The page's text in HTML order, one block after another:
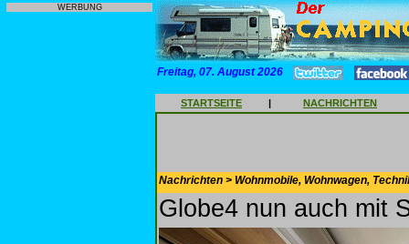
WERBUNG
Freitag, 07. August 2026
STARTSEITE | NACHRICHTEN
Nachrichten > Wohnmobile, Wohnwagen,
Globe4 nun auch mit